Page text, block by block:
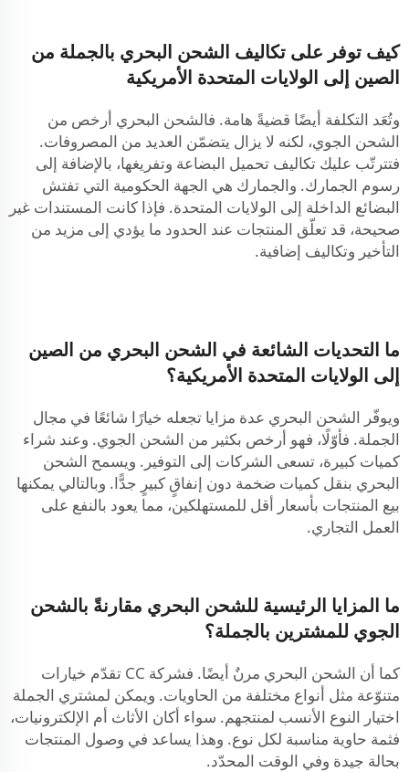
كيف توفر على تكاليف الشحن البحري بالجملة من
الصين إلى الولايات المتحدة الأمريكية
وتُعَد التكلفة أيضًا قضيةً هامة. فالشحن البحري أرخص من
الشحن الجوي، لكنه لا يزال يتضمّن العديد من المصروفات.
فتترتّب عليك تكاليف تحميل البضاعة وتفريغها، بالإضافة إلى
رسوم الجمارك. والجمارك هي الجهة الحكومية التي تفتش
البضائع الداخلة إلى الولايات المتحدة. فإذا كانت المستندات غير
صحيحة، قد تعلّق المنتجات عند الحدود ما يؤدي إلى مزيد من
التأخير وتكاليف إضافية.
ما التحديات الشائعة في الشحن البحري من الصين
إلى الولايات المتحدة الأمريكية؟
ويوفّر الشحن البحري عدة مزايا تجعله خيارًا شائعًا في مجال
الجملة. فأوّلًا، فهو أرخص بكثير من الشحن الجوي. وعند شراء
كميات كبيرة، تسعى الشركات إلى التوفير. ويسمح الشحن
البحري بنقل كميات ضخمة دون إنفاقٍ كبيرٍ جدًّا. وبالتالي يمكنها
بيع المنتجات بأسعار أقل للمستهلكين، مما يعود بالنفع على
العمل التجاري.
ما المزايا الرئيسية للشحن البحري مقارنةً بالشحن
الجوي للمشترين بالجملة؟
كما أن الشحن البحري مرنٌ أيضًا. فشركة CC تقدّم خيارات
متنوّعة مثل أنواع مختلفة من الحاويات. ويمكن لمشتري الجملة
اختيار النوع الأنسب لمنتجهم. سواء أكان الأثاث أم الإلكترونيات،
فثمة حاوية مناسبة لكل نوع. وهذا يساعد في وصول المنتجات
بحالة جيدة وفي الوقت المحدّد.